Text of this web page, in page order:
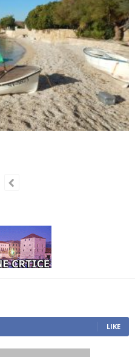
LIKE